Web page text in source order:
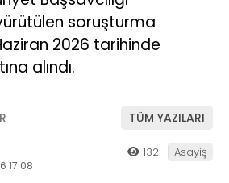
soruşturma
2026 tarihinde
alındı.
TÜM YAZILARI
17:08
132 Asayiş